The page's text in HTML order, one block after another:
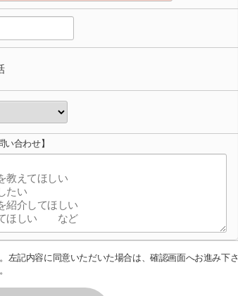
合わせ】
左記内容に同意いただいた場合は、確認画面へお進み下さ